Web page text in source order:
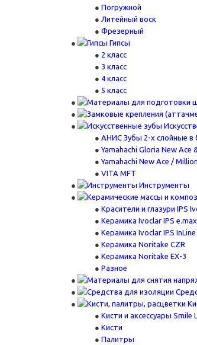
Погружной
Литейный воск
Фрезерный
Гипсы
2 класс
3 класс
4 класс
5 класс
АНИС Зубы 2-х слойные в
Yamahachi Gloria New Ace
Yamahachi New Ace /
VITA MFT
Инструменты
Красители и глазури IPS
Керамика Ivoclar IPS e.max
Керамика Ivoclar IPS
Керамика Noritake CZR
Керамика Noritake EX-3
Разное
Кисти и аксессуары Smile
Кисти
Палитры